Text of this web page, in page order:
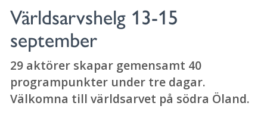
Världsarvshelg 13-15
september
29 aktörer skapar gemensamt 40
programpunkter under tre dagar.
Välkomna till världsarvet på södra Öland.